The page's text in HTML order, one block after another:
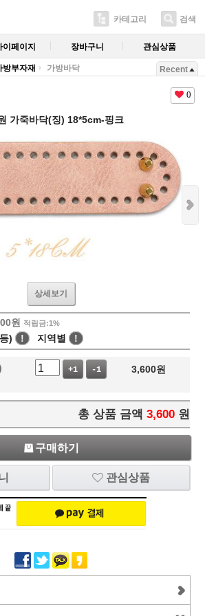
카테고리 검색
이페이지 장바구니 관심상품
방부자재 가방바닥 Recent
0
가죽바닥(징) 18*5cm-핑크
상세보기
원 적립금:1%
) ! 지역별 !
+1 -1 3,600원
총 상품 금액 3,600 원
구매하기
관심상품